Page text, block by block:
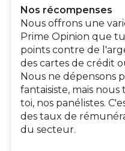
Nos récompenses
Nous offrons une
Prime Opinion que
points contre de
des cartes de crédit
Nous ne dépensons
fantaisiste, mais
toi, nos panélistes.
des taux de
du secteur.